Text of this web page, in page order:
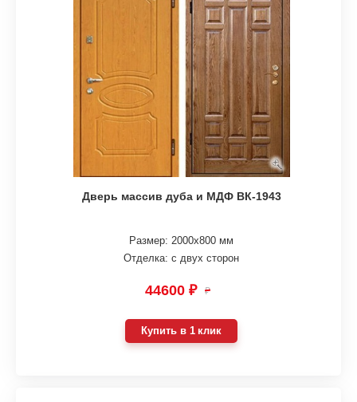
Дверь массив дуба и МДФ ВК-1943
Размер: 2000х800 мм
Отделка: с двух сторон
44600 ₽ ₽
Купить в 1 клик